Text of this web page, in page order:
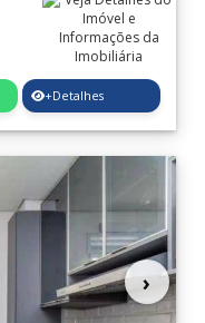
(69)
+Detalhes
›